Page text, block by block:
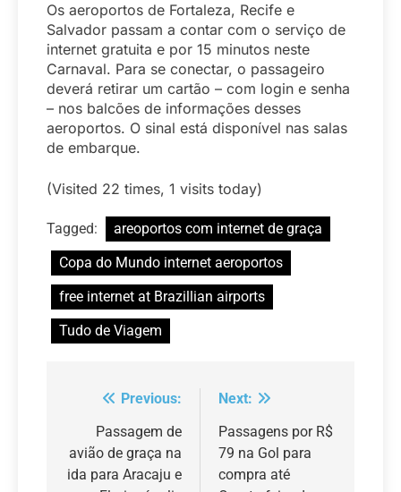
Os aeroportos de Fortaleza, Recife e
Salvador passam a contar com o serviço de
internet gratuita e por 15 minutos neste
Carnaval. Para se conectar, o passageiro
deverá retirar um cartão – com login e senha
– nos balcões de informações desses
aeroportos. O sinal está disponível nas salas
de embarque.
(Visited 22 times, 1 visits today)
Tagged:
areoportos com internet de graça
Copa do Mundo internet aeroportos
free internet at Brazillian airports
Tudo de Viagem
Navegação
Post
Previous:
Passagem de
avião de graça na
ida para Aracaju e
Next:
Passagens por R$
79 na Gol para
compra até